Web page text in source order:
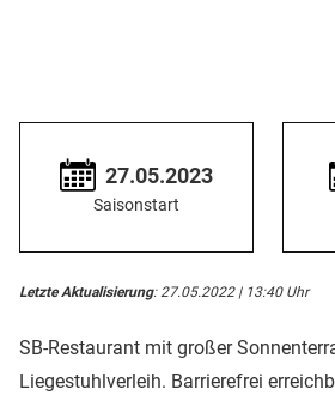
27.05.2023
Saisonstart
Letzte Aktualisierung: 27.05.2022 | 13:40 Uhr
SB-Restaurant mit großer
Liegestuhlverleih. Barrierefrei